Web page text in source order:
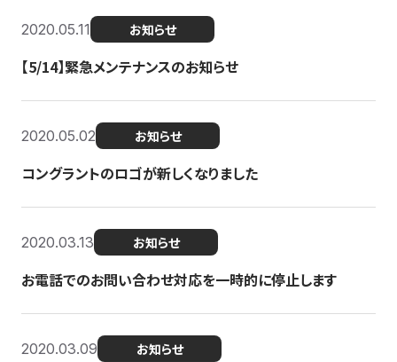
2020.05.11 お知らせ
【5/14】緊急メンテナンスのお知らせ
2020.05.02 お知らせ
コングラントのロゴが新しくなりました
2020.03.13 お知らせ
お電話でのお問い合わせ対応を一時的に停止します
2020.03.09 お知らせ